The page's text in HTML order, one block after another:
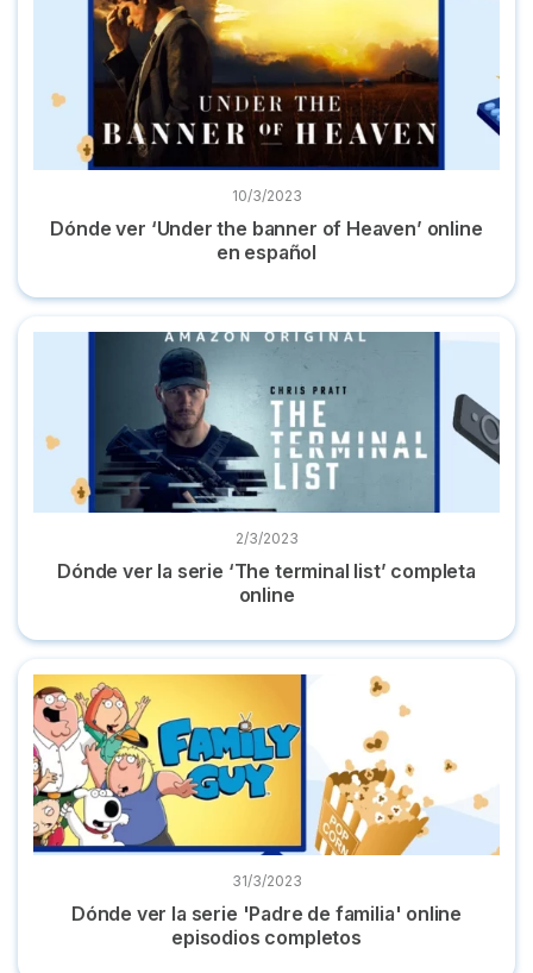
10/3/2023
Dónde ver ‘Under the banner of Heaven’ online
en español
Dónde ver la serie ‘The terminal list’ completa online
2/3/2023
Dónde ver la serie ‘The terminal list’ completa
online
Dónde ver la serie 'Padre de familia' online episodios
31/3/2023
Dónde ver la serie 'Padre de familia' online
episodios completos